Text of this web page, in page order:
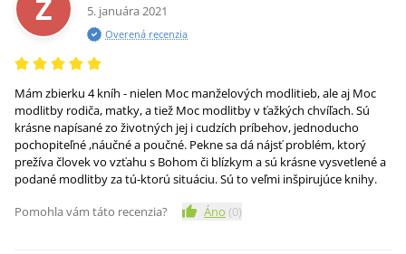
Z 5. januára 2021
Overená recenzia
Mám zbierku 4 kníh - nielen Moc manželových modlitieb, ale aj Moc
modlitby rodiča, matky, a tiež Moc modlitby v ťažkých chvíľach. Sú
krásne napísané zo životných jej i cudzích príbehov, jednoducho
pochopiteľné ,náučné a poučné. Pekne sa dá nájsť problém, ktorý
prežíva človek vo vzťahu s Bohom či blízkym a sú krásne vysvetlené a
podané modlitby za tú-ktorú situáciu. Sú to veľmi inšpirujúce knihy.
Pomohla vám táto recenzia?
Áno (0)